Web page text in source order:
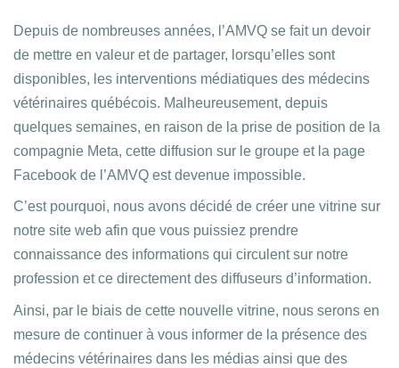
Depuis de nombreuses années, l’AMVQ se fait un devoir
de mettre en valeur et de partager, lorsqu’elles sont
disponibles, les interventions médiatiques des médecins
vétérinaires québécois. Malheureusement, depuis
quelques semaines, en raison de la prise de position de la
compagnie Meta, cette diffusion sur le groupe et la page
Facebook de l’AMVQ est devenue impossible.
C’est pourquoi, nous avons décidé de créer une vitrine sur
notre site web afin que vous puissiez prendre
connaissance des informations qui circulent sur notre
profession et ce directement des diffuseurs d’information.
Ainsi, par le biais de cette nouvelle vitrine, nous serons en
mesure de continuer à vous informer de la présence des
médecins vétérinaires dans les médias ainsi que des